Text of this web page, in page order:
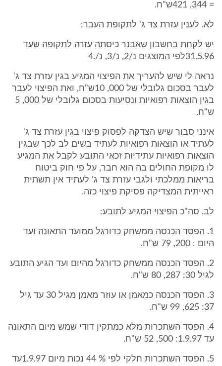
= 344, 421ש"ח.
לא. לענין עזרת צד ג' לתקופת העבר:
יש לקחת בחשבון שאבנר כיסתה עזרה לתקופה שעד
31.5.96לפי המוצגים נ/2, נ/3, נ/.4
נראה לי שיש להעריך את הפיצוי המגיע בגין עזרת צד ג'
לעבר בסכום גלובלי של 000, 10ש"ח, ואת הפיצוי לעבר
בגין הוצאות רפואיות ונסיעות בסכום גלובלי של 000, 5
ש"ח.
אינני סבור שיש הצדקה לפסוק פיצוי בגין עזרת צד ג'
לעתיד או הוצאות רפואיות לעתיד בשים לב לכך שבגין
הוצאות רפואיות עתידיות זכאי התובע לקבל את המגיע
לו מקופת החולים בה הוא חבר, על פי חוק ביטוח
בריאות ממלכתי ולגבי עזרת צד ג' לעתיד אין תשתית
ראייתית המצדיקה פסיקת פיצוי כזה.
לב. סה"כ הפיצוי המגיע לתובע:
1. הפסד הכנסה ממשחק כדורגל ממועד התאונה ועד
היום : 200, 79 ש"ח.
2. הפסד הכנסה ממשחק כדורגל מהיום ועד הגיע התובע
לגיל 30: 287, 80 ש"ח.
3. הפסד הכנסה כמאמן או עוזר מאמן מגיל 30 עד גיל
37: 625, 99 ש"ח.
4. הפסד השתכרות מלא כמתקין דודי שמש מיום התאונה
עד 1.9.97: 500, 52 ש"ח.
5. הפסד השתכרות חלקי לפי % 44 נכות מיום 1.9.97עד